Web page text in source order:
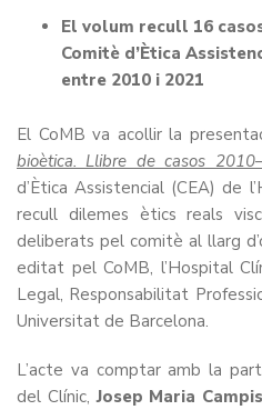
El volum recull 16
Comitè d’Ètica
entre 2010 i 2021
El CoMB va acollir la
bioètica. Llibre de casos
d’Ètica Assistencial (CEA) de
recull dilemes ètics reals
deliberats pel comitè alllarg
editat pel CoMB, l’Hospital
Legal, Responsabilitat
Universitat de Barcelona.
L’acte va comptar amb la
del Clínic,Josep Maria